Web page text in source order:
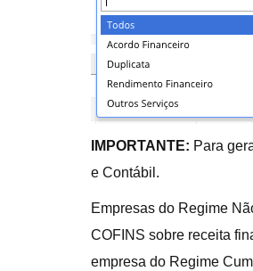
IMPORTANTE: Para
e Contábil.
Empresas do Regime
COFINS sobre receita
empresa do Regime